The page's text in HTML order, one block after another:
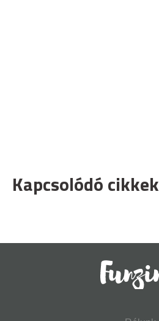
Kapcsolódó cikkek